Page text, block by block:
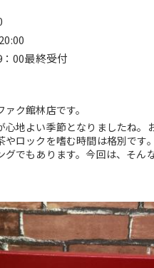
00最終受付
ク館林店です。
心地よい季節となりましたね
やロックを嗜む時間は格別で
グでもあります。今回は、そ